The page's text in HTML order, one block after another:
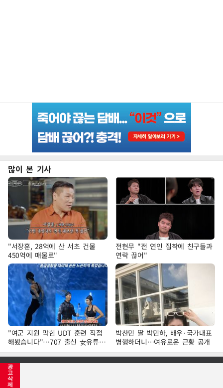
광
고
삭
제
많이 본 기사
"서장훈, 28억에 산 서초 건물
450억에 매물로"
전현무 "전 연인 집착에 친구들과
연락 끊어"
"여군 지원 막힌 UDT 훈련 직접
해봤습니다"…707 출신 女유튜버
'완벽 소화'
박찬민 딸 박민하, 배우·국가대표
병행하더니…여유로운 근황 공개